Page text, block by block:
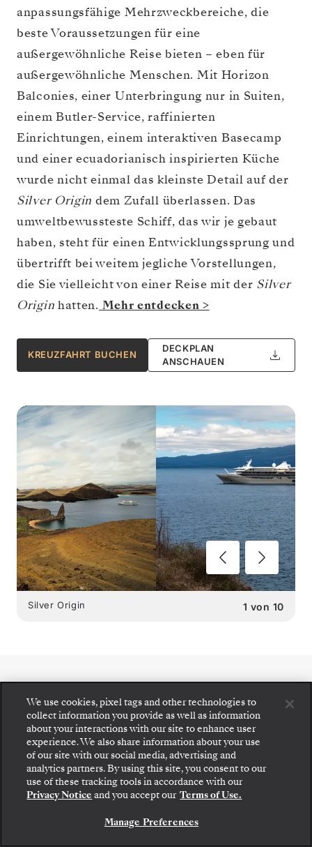
anpassungsfähige Mehrzweckbereiche, die
beste Voraussetzungen für eine
außergewöhnliche Reise bieten – eben für
außergewöhnliche Menschen. Mit Horizon
Balconies, einer Unterbringung nur in Suiten,
einem Butler-Service, raffinierten
Einrichtungen, einem interaktiven Basecamp
und einer ecuadorianisch inspirierten Küche
wurde nicht einmal das kleinste Detail auf der
Silver Origin dem Zufall überlassen. Das
umweltbewussteste Schiff, das wir je gebaut
haben, steht für einen Entwicklungssprung und
übertrifft bei weitem jegliche Vorstellungen,
die Sie vielleicht von einer Reise mit der Silver
Origin hatten. Mehr entdecken >
KREUZFAHRT BUCHEN
DECKPLAN
ANSCHAUEN
1 von 10
Silver Origin
SILVER ORIGIN
SPEISEMÖGLICHKEITEN
2 RESTAURANTS
Gehen Sie an Bord: Wählen Sie Ihre Suite und
prüfen Sie die Preise und Inklusivleistungen, bevor
Sie Ihre Silversea-Reise sicher bestätigen.
BUCHEN SIE IHRE SUITE
We use cookies, pixel tags and other technologies to
collect information you provide as well as information
about your interactions with our site to enhance user
experience. We also share information about your use
of our site with our social media, advertising and
analytics partners. By using this site, you consent to our
use of these tracking tools in accordance with our
Privacy Notice and you accept our Terms of Use.
Manage Preferences